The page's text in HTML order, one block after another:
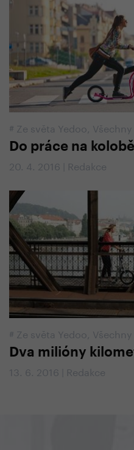
# Ze světa Yedoo
Do práce na
20. 4. 2016 | Redakce
# Ze světa Yedoo
Dva milióny
13. 6. 2016 | Redakce